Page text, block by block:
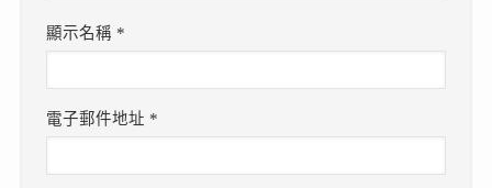
顯示名稱 *
電子郵件地址 *